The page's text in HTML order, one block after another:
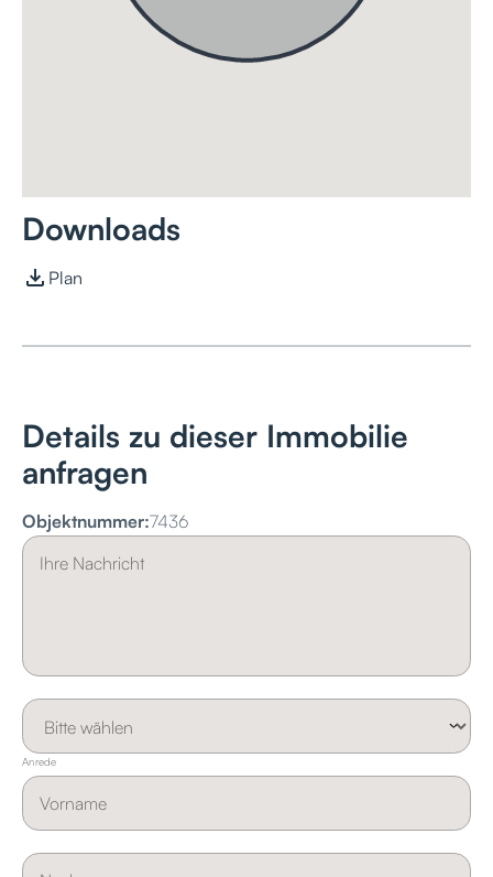
Downloads
Plan
Details zu dieser Immobilie
anfragen
Objektnummer:7436
Anrede